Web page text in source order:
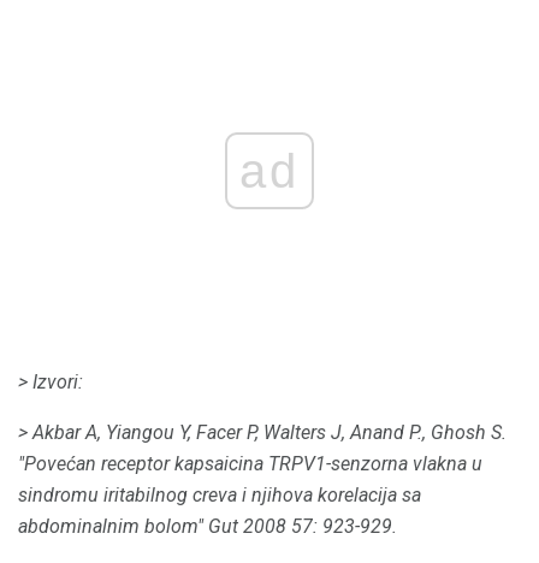
ad
> Izvori:
> Akbar A, Yiangou Y, Facer P, Walters J, Anand P., Ghosh S.
"Povećan receptor kapsaicina TRPV1-senzorna vlakna u
sindromu iritabilnog creva i njihova korelacija sa
abdominalnim bolom" Gut 2008 57: 923-929.